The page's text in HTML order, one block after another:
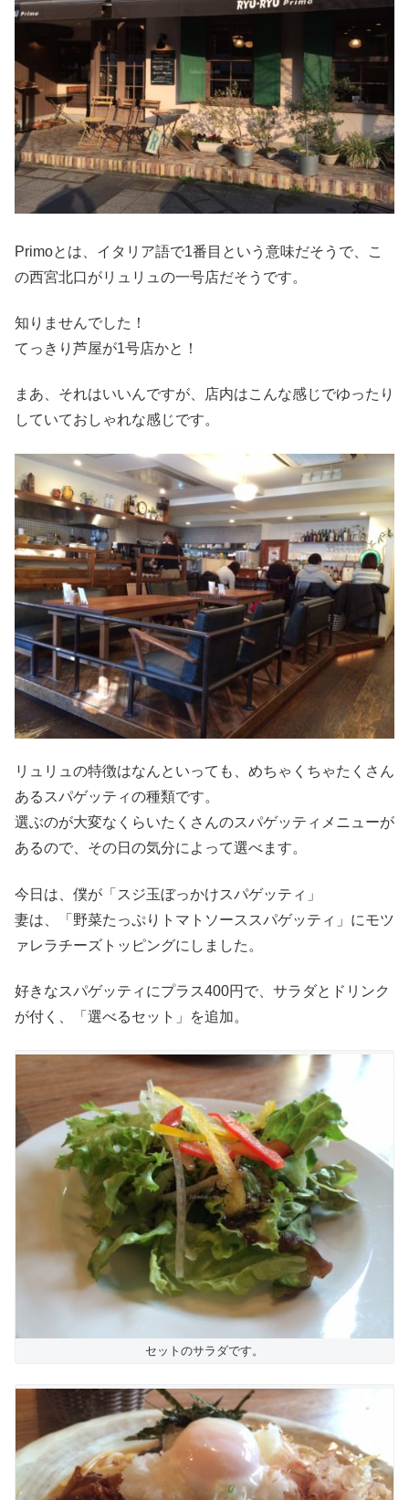
Primoとは、イタリア語で1番目という意味だそうで、こ
の西宮北口がリュリュの一号店だそうです。
知りませんでした！
てっきり芦屋が1号店かと！
まあ、それはいいんですが、店内はこんな感じでゆったり
していておしゃれな感じです。
リュリュの特徴はなんといっても、めちゃくちゃたくさん
あるスパゲッティの種類です。
選ぶのが大変なくらいたくさんのスパゲッティメニューが
あるので、その日の気分によって選べます。
今日は、僕が「スジ玉ぼっかけスパゲッティ」
妻は、「野菜たっぷりトマトソーススパゲッティ」にモツ
ァレラチーズトッピングにしました。
好きなスパゲッティにプラス400円で、サラダとドリンク
が付く、「選べるセット」を追加。
セットのサラダです。